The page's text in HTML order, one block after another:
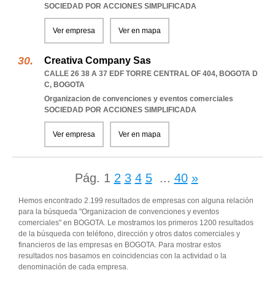
SOCIEDAD POR ACCIONES SIMPLIFICADA
Ver empresa Ver en mapa
Creativa Company Sas
CALLE 26 38 A 37 EDF TORRE CENTRAL OF 404, BOGOTA D
C, BOGOTA
Organizacion de convenciones y eventos comerciales
SOCIEDAD POR ACCIONES SIMPLIFICADA
Ver empresa Ver en mapa
Pág. 1 2 3 4 5 ... 40 »
Hemos encontrado 2.199 resultados de empresas con alguna relación
para la búsqueda "Organizacion de convenciones y eventos
comerciales" en BOGOTA. Le mostramos los primeros 1200 resultados
de la búsqueda con teléfono, dirección y otros datos comerciales y
financieros de las empresas en BOGOTA. Para mostrar estos
resultados nos basamos en coincidencias con la actividad o la
denominación de cada empresa.